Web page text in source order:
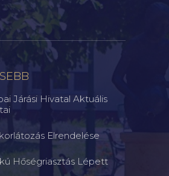
Járási Hivatal Aktuális
Elrendelése
Hőségriasztás Lépett